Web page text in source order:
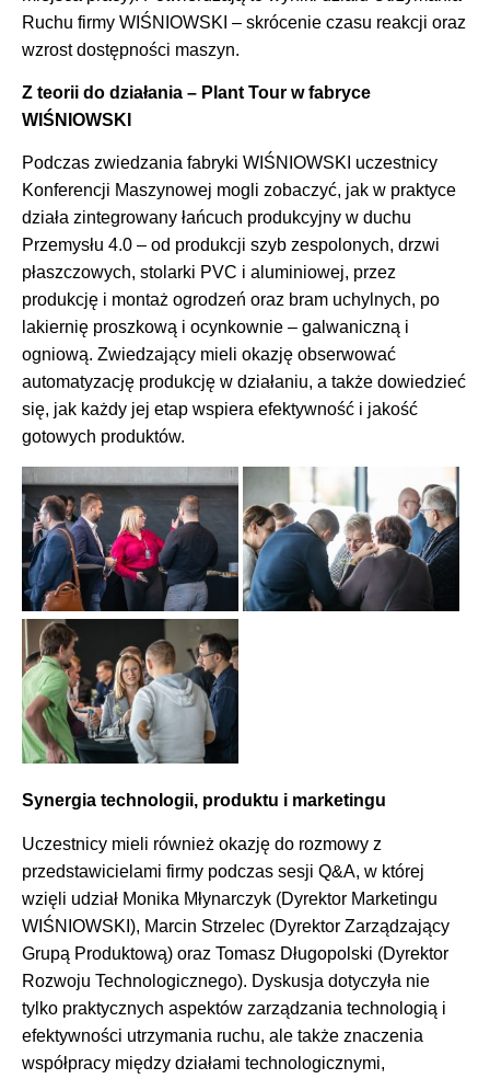
Ruchu firmy WIŚNIOWSKI – skrócenie czasu reakcji oraz
wzrost dostępności maszyn.
Z teorii do działania – Plant Tour w fabryce
WIŚNIOWSKI
Podczas zwiedzania fabryki WIŚNIOWSKI uczestnicy
Konferencji Maszynowej mogli zobaczyć, jak w praktyce
działa zintegrowany łańcuch produkcyjny w duchu
Przemysłu 4.0 – od produkcji szyb zespolonych, drzwi
płaszczowych, stolarki PVC i aluminiowej, przez
produkcję i montaż ogrodzeń oraz bram uchylnych, po
lakiernię proszkową i ocynkownie – galwaniczną i
ogniową. Zwiedzający mieli okazję obserwować
automatyzację produkcję w działaniu, a także dowiedzieć
się, jak każdy jej etap wspiera efektywność i jakość
gotowych produktów.
Synergia technologii, produktu i marketingu
Uczestnicy mieli również okazję do rozmowy z
przedstawicielami firmy podczas sesji Q&A, w której
wzięli udział Monika Młynarczyk (Dyrektor Marketingu
WIŚNIOWSKI), Marcin Strzelec (Dyrektor Zarządzający
Grupą Produktową) oraz Tomasz Długopolski (Dyrektor
Rozwoju Technologicznego). Dyskusja dotyczyła nie
tylko praktycznych aspektów zarządzania technologią i
efektywności utrzymania ruchu, ale także znaczenia
współpracy między działami technologicznymi,